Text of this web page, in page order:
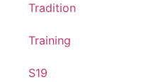
Tradition
Training
S19